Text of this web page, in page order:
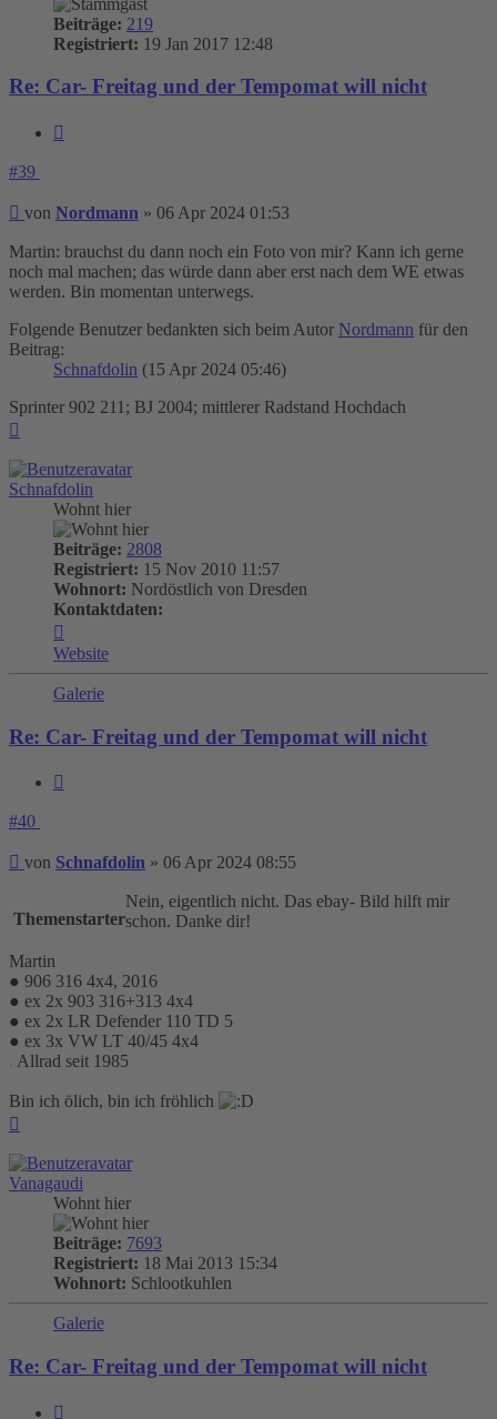
Beiträge: 219
Registriert: 19 Jan 2017 12:48
Re: Car- Freitag und der Tempomat will nicht
#39
Beitrag
von Nordmann » 06 Apr 2024 01:53
Martin: brauchst du dann noch ein Foto von mir? Kann ich gerne
noch mal machen; das würde dann aber erst nach dem WE etwas
werden. Bin momentan unterwegs.
Folgende Benutzer bedankten sich beim Autor Nordmann für den
Beitrag:
Schnafdolin (15 Apr 2024 05:46)
Sprinter 902 211; BJ 2004; mittlerer Radstand Hochdach
Schnafdolin
Wohnt hier
Beiträge: 2808
Registriert: 15 Nov 2010 11:57
Wohnort: Nordöstlich von Dresden
Kontaktdaten:
von
Schnafdolin
Website
Galerie
Re: Car- Freitag und der Tempomat will nicht
#40
Beitrag
von Schnafdolin » 06 Apr 2024 08:55
Themenstarter
Nein, eigentlich nicht. Das ebay- Bild hilft mir
schon. Danke dir!
Martin
● 906 316 4x4, 2016
● ex 2x 903 316+313 4x4
● ex 2x LR Defender 110 TD 5
● ex 3x VW LT 40/45 4x4
. Allrad seit 1985
Bin ich ölich, bin ich fröhlich
Vanagaudi
Wohnt hier
Beiträge: 7693
Registriert: 18 Mai 2013 15:34
Wohnort: Schlootkuhlen
Galerie
Re: Car- Freitag und der Tempomat will nicht